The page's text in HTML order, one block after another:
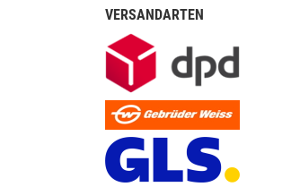
VERSANDARTEN